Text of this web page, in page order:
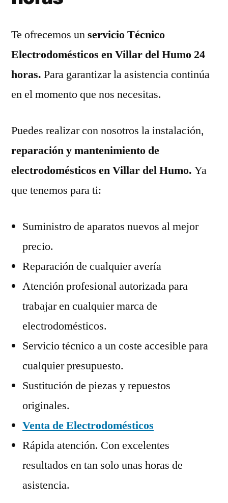
Te ofrecemos unservicio Técnico
Electrodomésticos en Villar del Humo 24
horas. Para garantizar la asistencia continúa
en el momento que nos necesitas.
Puedes realizar con nosotros la instalación,
reparación y mantenimiento de
electrodomésticos en Villar del Humo. Ya
que tenemos para ti:
Suministro de aparatos nuevos al mejor
precio.
Reparación de cualquier avería
Atención profesional autorizada para
trabajar en cualquier marca de
electrodomésticos.
Servicio técnico a un coste accesible para
cualquier presupuesto.
Sustitución de piezas y repuestos
originales.
Venta de Electrodomésticos
Rápida atención. Con excelentes
resultados en tan solo unas horas de
asistencia.